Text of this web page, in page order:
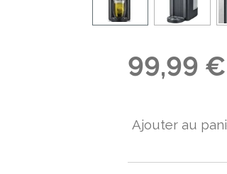
99,99 €
Ajouter au